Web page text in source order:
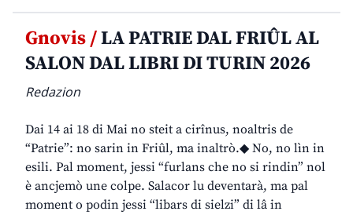
Gnovis /LA PATRIE DAL FRIÛL AL
SALON DAL LIBRI DI TURIN 2026
Redazion
Dai 14 ai 18 di Mai no steit a cirînus, noaltris de
“Patrie”: no sarin in Friûl, ma inaltrò.◆ No, no lìn in
esili. Pal moment, jessi “furlans che no si rindin” nol
è ancjemò une colpe. Salacor lu deventarà, ma pal
moment o podin jessi “libars di sielzi” di lâ in